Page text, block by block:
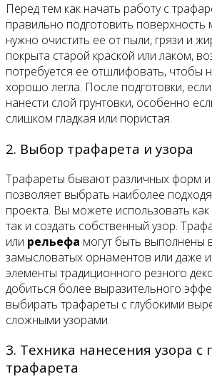
Перед тем как начать работу с
правильно подготовить поверхность
нужно очистить ее от пыли, грязи и
покрыта старой краской или лаком,
потребуется ее отшлифовать, чтобы
хорошо легла. После подготовки,
нанести слой грунтовки, особенно
слишком гладкая или пористая.
2. Выбор трафарета и узора
Трафареты бывают различных форм и
позволяет выбрать наиболее
проекта. Вы можете использовать
так и создать собственный узор.
или рельефа могут быть выполнены
замысловатых орнаментов или даже
элементы традиционного резного
добиться более выразительного
выбирать трафареты с глубокими
сложными узорами.
3. Техника нанесения узора
трафарета